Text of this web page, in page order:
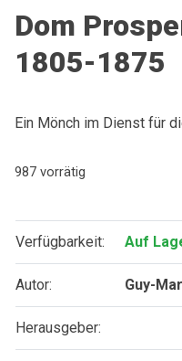
Dom
1805-1875
Ein Mönch im Dienst für
987 vorrätig
Verfügbarkeit: Auf
Autor: Guy-
Herausgeber: